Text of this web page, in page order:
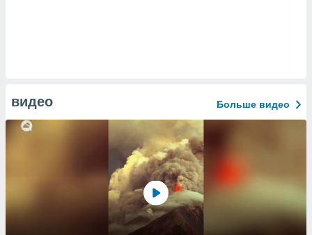
видео Больше видео